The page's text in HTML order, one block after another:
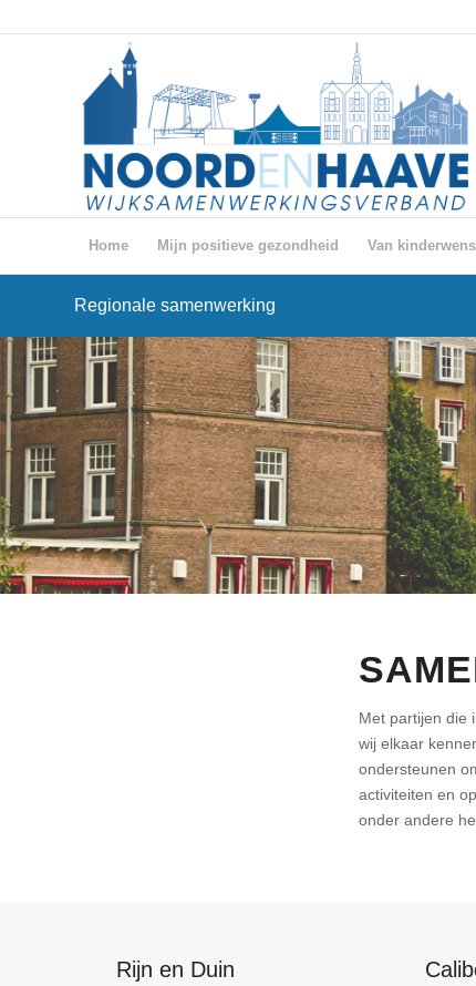
Home Mijn positieve gezondheid Van
Regionale samenwerking
Met partijen die
wij elkaar
ondersteunen
activiteiten en
onder andere
Rijn en Duin